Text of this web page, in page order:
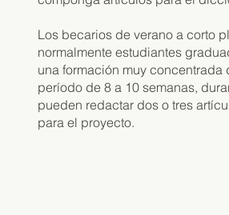
Los becarios de verano a corto
normalmente estudiantes
una formación muy concentrada
período de 8 a 10 semanas,
pueden redactar dos o tres
para el proyecto.